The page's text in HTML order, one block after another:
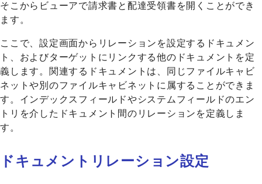
そこからビューアで請求書と配達受領書を開くことができ
ます。
ここで、設定画面からリレーションを設定するドキュメン
ト、およびターゲットにリンクする他のドキュメントを定
義します。関連するドキュメントは、同じファイルキャビ
ネットや別のファイルキャビネットに属することができま
す。インデックスフィールドやシステムフィールドのエン
トリを介したドキュメント間のリレーションを定義しま
す。
ドキュメントリレーション設定